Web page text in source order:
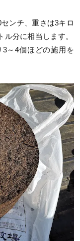
ンチ、重さは3キロ
分に相当します。
～4個ほどの施用を